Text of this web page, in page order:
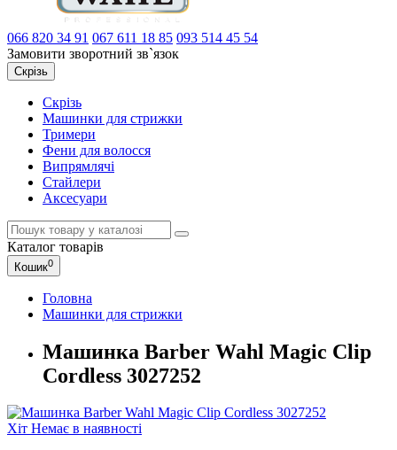
066 820 34 91 067 611 18 85 093 514 45 54
Замовити зворотний зв`язок
Скрізь
Скрізь
Машинки для стрижки
Тримери
Фени для волосся
Випрямлячі
Стайлери
Аксесуари
Каталог товарів
Кошик0
Головна
Машинки для стрижки
Машинка Barber Wahl Magic Clip
Cordless 3027252
Хіт Немає в наявності